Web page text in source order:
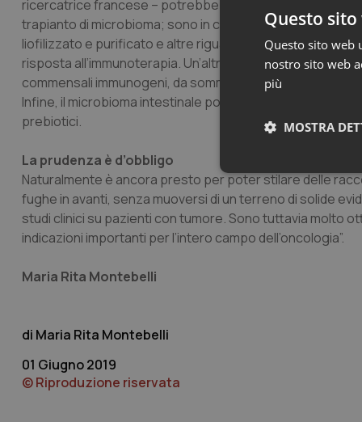
ricercatrice francese – potrebbe essere necessario
trapianto di microbioma; sono in corso anche ricerche
liofilizzato e purificato e altre riguardanti la
risposta all’immunoterapia. Un’altra linea di ricerca mira
commensali immunogeni, da somministrare prima di
Infine, il microbioma intestinale potrebbe essere
prebiotici.
La prudenza è d’obbligo
Naturalmente è ancora presto per poter stilare delle
fughe in avanti, senza muoversi di un terreno di solide
studi clinici su pazienti con tumore. Sono tuttavia molto
indicazioni importanti per l’intero campo dell’oncologia”.
Maria Rita Montebelli
Maria Rita Montebelli
01 Giugno 2019
© Riproduzione riservata
Questo
Questo sito web
nostro sito web
più
MOSTRA